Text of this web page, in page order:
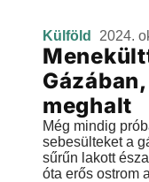
Külföld 2024.
meghalt
Még mindig
sebesülteket a
sűrűn lakott
óta erős ostrom